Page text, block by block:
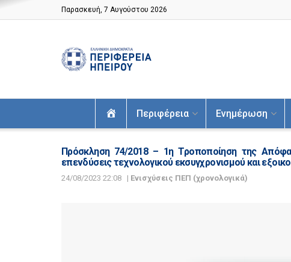
Παρασκευή, 7 Αυγούστου 2026
ΑρχικήΠεριφέρεια Ενημέρωση
Πρόσκληση 74/2018 – 1η Τροποποίηση της
επενδύσεις τεχνολογικού εκσυγχρονισμού και
24/08/2023 22:08 | Ενισχύσεις ΠΕΠ (χρονολογικά)